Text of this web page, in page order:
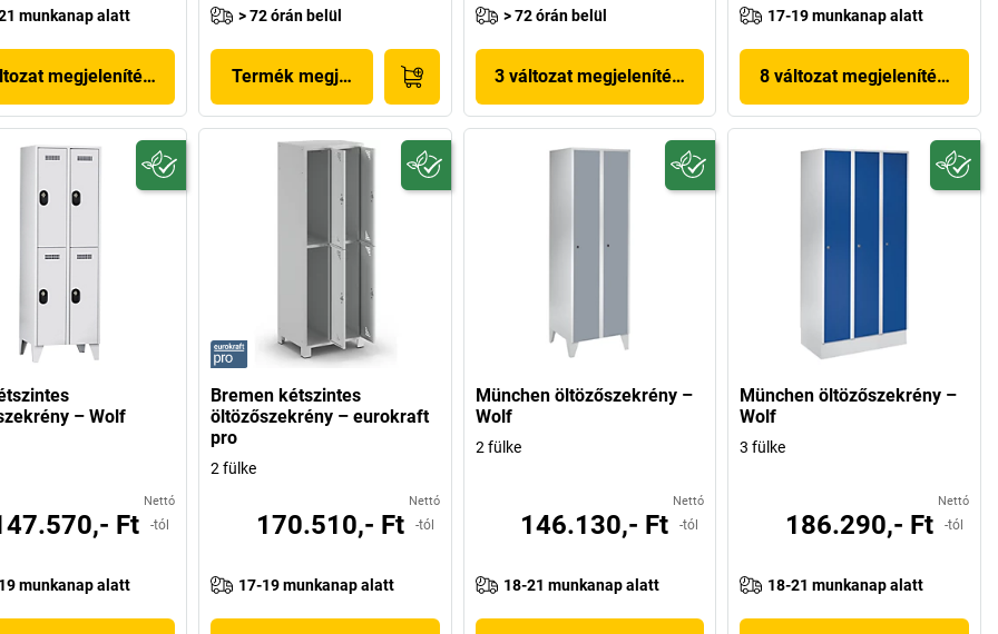
munkanap alatt
megjelenítése
> 72 órán belül
Termék megjelenítése
> 72 órán belül
3 változat megjelenítése
17-19 munkanap alatt
8 változat megjelenítése
– Wolf
Nettó
Ft -tól
munkanap alatt
Bremen kétszintes
öltözőszekrény – eurokraft
pro
2 fülke
Nettó
170.510,- Ft -tól
17-19 munkanap alatt
München öltözőszekrény –
Wolf
2 fülke
Nettó
146.130,- Ft -tól
18-21 munkanap alatt
München öltözőszekrény –
Wolf
3 fülke
Nettó
186.290,- Ft -tól
18-21 munkanap alatt